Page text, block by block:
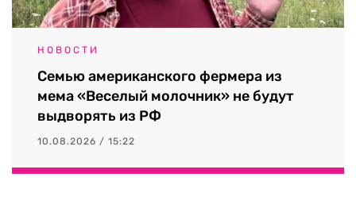
НОВОСТИ
Семью американского фермера из
мема «Веселый молочник» не будут
выдворять из РФ
10.08.2026 / 15:22